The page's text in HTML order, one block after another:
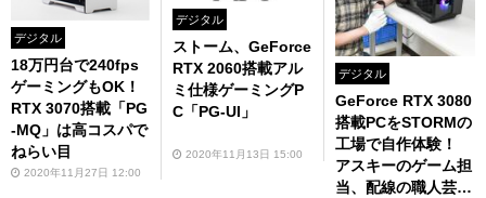
デジタル
18万円台で240fps
ゲーミングもOK！
RTX 3070搭載「PG
-MQ」は高コスパで
ねらい目
2020年11月27日 12:00
デジタル
ストーム、GeForce
RTX 2060搭載アル
ミ仕様ゲーミングP
C「PG-UI」
2020年11月13日 15:00
デジタル
GeForce RTX 3080
搭載PCをSTORMの
工場で自作体験！
アスキーのゲーム担
当、配線の職人芸に